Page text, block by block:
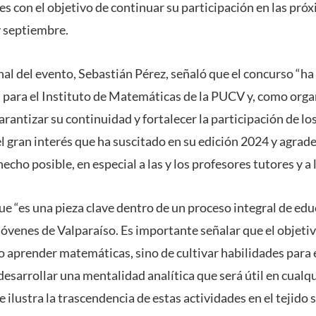
con el objetivo de continuar su participación en las
septiembre.
del evento, Sebastián Pérez, señaló que el concurso
el Instituto de Matemáticas de la PUCV y, como
su continuidad y fortalecer la participación de
gran interés que ha suscitado en su edición 2024 y
posible, en especial a las y los profesores tutores y a
“es una pieza clave dentro de un proceso integral de
de Valparaíso. Es importante señalar que el
aprender matemáticas, sino de cultivar habilidades
una mentalidad analítica que será útil en
ilustra la trascendencia de estas actividades en el tejido